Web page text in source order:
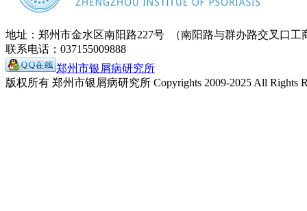
地址：郑州市金水区南阳路227号 （南阳路与群办路交叉口工
联系电话：037155009888
郑州市银屑病研究所
版权所有 郑州市银屑病研究所 Copyrights 2009-2025 All Rights